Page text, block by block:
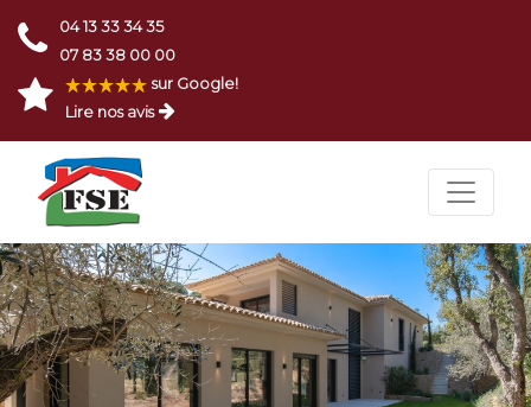
04 13 33 34 35
07 83 38 00 00
sur Google!
Lire nos avis